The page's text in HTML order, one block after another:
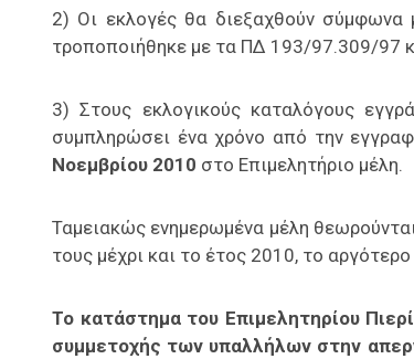
2) Οι εκλογές θα διεξαχθούν
τροποποιήθηκε με τα ΠΔ 193/97.309/97
3) Στους εκλογικούς καταλόγους
συμπληρώσει ένα χρόνο από την
Νοεμβρίου 2010 στο Επιμελητήριο μέλη.
Ταμειακώς ενημερωμένα μέλη
τους μέχρι και το έτος 2010, το
Το κατάστημα του Επιμελητηρίου
συμμετοχής των υπαλλήλων στην